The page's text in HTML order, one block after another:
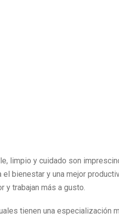
limpio y cuidado son
bienestar y una mejor
y trabajan más a gusto.
tienen una especialización